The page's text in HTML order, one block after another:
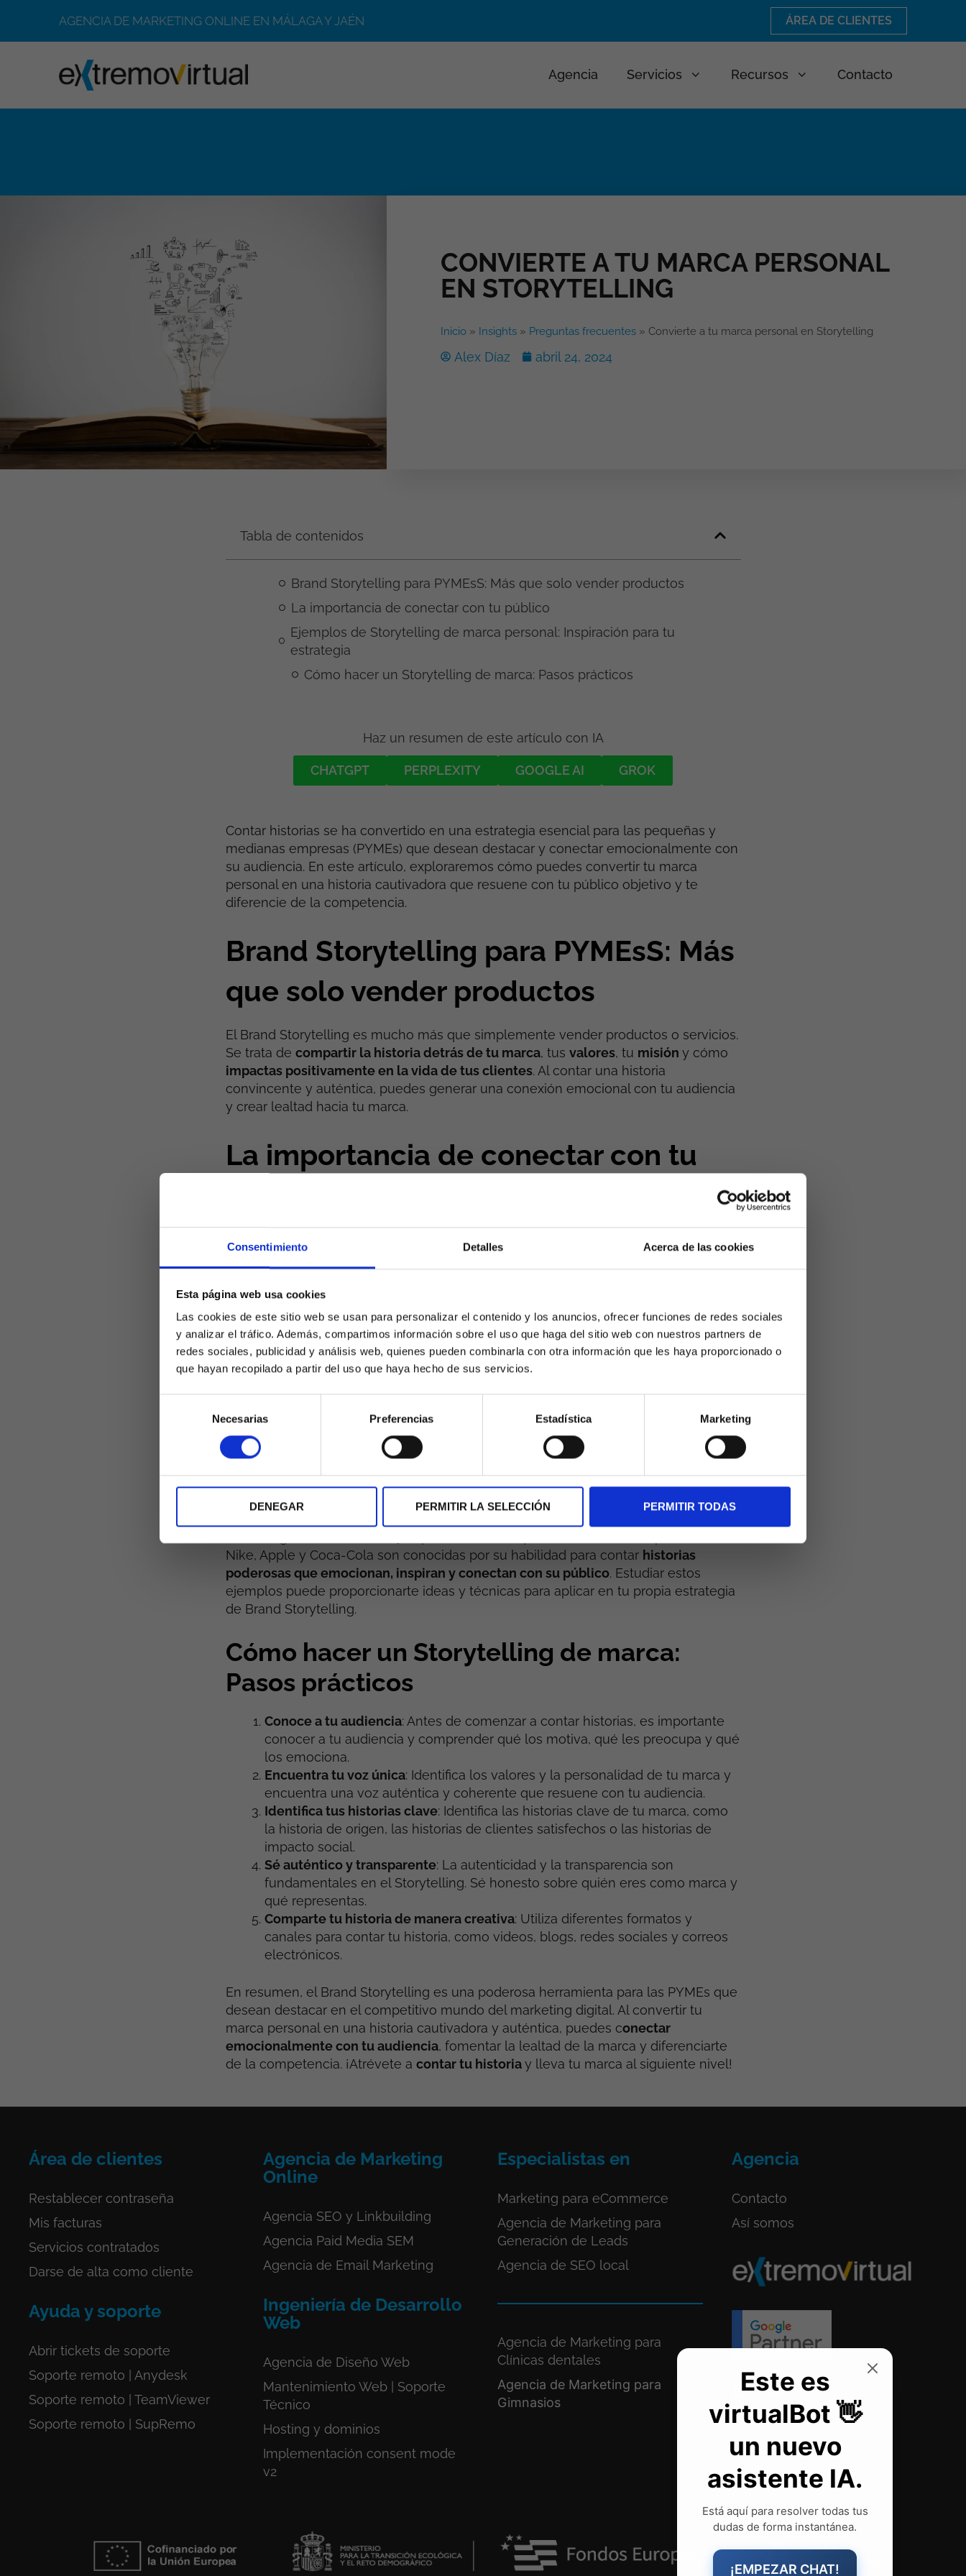
Consentimiento Detalles Acerca de las cookies
Esta página web usa cookies
Las cookies de este sitio web se usan para personalizar el contenido y los anuncios, ofrecer funciones de redes sociales
y analizar el tráfico. Además, compartimos información sobre el uso que haga del sitio web con nuestros partners de
redes sociales, publicidad y análisis web, quienes pueden combinarla con otra información que les haya proporcionado o
que hayan recopilado a partir del uso que haya hecho de sus servicios.
consentimiento
Necesarias Preferencias Estadística Marketing
DENEGAR PERMITIR LA SELECCIÓN PERMITIR TODAS
AGENCIA DE MARKETING ONLINE EN MÁLAGA Y JAÉN ÁREA DE CLIENTES
Agencia Servicios Recursos Contacto
CONVIERTE A TU MARCA PERSONAL
EN STORYTELLING
Inicio» Insights» Preguntas frecuentes» Convierte a tu marca personal en Storytelling
Alex Díaz abril 24, 2024
Tabla de contenidos
Brand Storytelling para PYMEsS: Más que solo vender productos
La importancia de conectar con tu público
Ejemplos de Storytelling de marca personal: Inspiración para tu
estrategia
Cómo hacer un Storytelling de marca: Pasos prácticos
Haz un resumen de este artículo con IA
CHATGPT PERPLEXITY GOOGLE AI GROK
Contar historias se ha convertido en una estrategia esencial para las pequeñas y
medianas empresas (PYMEs) que desean destacar y conectar emocionalmente con
su audiencia. En este artículo, exploraremos cómo puedes convertir tu marca
personal en una historia cautivadora que resuene con tu público objetivo y te
diferencie de la competencia.
Brand Storytelling para PYMEsS: Más
que solo vender productos
El Brand Storytelling es mucho más que simplemente vender productos o servicios.
Se trata de compartir la historia detrás de tu marca, tus valores, tu misión y cómo
impactas positivamente en la vida de tus clientes. Al contar una historia
convincente y auténtica, puedes generar una conexión emocional con tu audiencia
y crear lealtad hacia tu marca.
La importancia de conectar con tu
historias que resuenen con los valores y las aspiraciones de tu audiencia, puedes
crear una conexión emocional que impulse la lealtad de la marca y fomente la
participación del cliente. Das la oportunidad a tu público de conocer tu marca en
profundidad.
Ejemplos de Storytelling de marca
personal: Inspiración para tu
estrategia
Nike, Apple y Coca-Cola son conocidas por su habilidad para contar historias
poderosas que emocionan, inspiran y conectan con su público. Estudiar estos
ejemplos puede proporcionarte ideas y técnicas para aplicar en tu propia estrategia
de Brand Storytelling.
Cómo hacer un Storytelling de marca:
Pasos prácticos
Conoce a tu audiencia: Antes de comenzar a contar historias, es importante
conocer a tu audiencia y comprender qué los motiva, qué les preocupa y qué
los emociona.
Encuentra tu voz única: Identifica los valores y la personalidad de tu marca y
encuentra una voz auténtica y coherente que resuene con tu audiencia.
Identifica tus historias clave: Identifica las historias clave de tu marca, como
la historia de origen, las historias de clientes satisfechos o las historias de
impacto social.
Sé auténtico y transparente: La autenticidad y la transparencia son
fundamentales en el Storytelling. Sé honesto sobre quién eres como marca y
qué representas.
Comparte tu historia de manera creativa: Utiliza diferentes formatos y
canales para contar tu historia, como videos, blogs, redes sociales y correos
electrónicos.
En resumen, el Brand Storytelling es una poderosa herramienta para las PYMEs que
desean destacar en el competitivo mundo del marketing digital. Al convertir tu
marca personal en una historia cautivadora y auténtica, puedes conectar
emocionalmente con tu audiencia, fomentar la lealtad de la marca y diferenciarte
de la competencia. ¡Atrévete a contar tu historiay lleva tu marca al siguiente nivel!
Área de clientes
Restablecer contraseña
Mis facturas
Servicios contratados
Darse de alta como cliente
Ayuda y soporte
Abrir tickets de soporte
Soporte remoto | Anydesk
Soporte remoto | TeamViewer
Soporte remoto | SupRemo
Agencia de Marketing
Online
Agencia SEO y Linkbuilding
Agencia Paid Media SEM
Agencia de Email Marketing
Ingeniería de Desarrollo
Web
Agencia de Diseño Web
Mantenimiento Web | Soporte
Técnico
Hosting y dominios
Implementación consent mode
v2
Especialistas en
Marketing para eCommerce
Agencia de Marketing para
Generación de Leads
Agencia de SEO local
Agencia de Marketing para
Clínicas dentales
Agencia de Marketing para
Gimnasios
Agencia
Contacto
Así somos